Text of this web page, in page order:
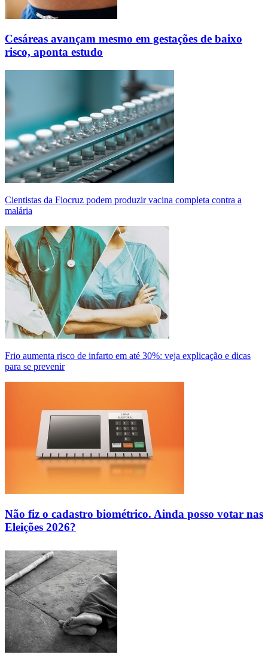
Cesáreas avançam mesmo em gestações de baixo
risco, aponta estudo
Cientistas da Fiocruz podem produzir vacina completa contra a
malária
Frio aumenta risco de infarto em até 30%: veja explicação e dicas
para se prevenir
Não fiz o cadastro biométrico. Ainda posso votar nas
Eleições 2026?